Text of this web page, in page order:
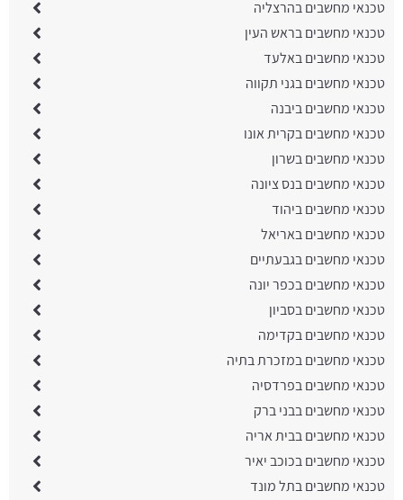
טכנאי מחשבים בהרצליה
טכנאי מחשבים בראש העין
טכנאי מחשבים באלעד
טכנאי מחשבים בגני תקווה
טכנאי מחשבים ביבנה
טכנאי מחשבים בקרית אונו
טכנאי מחשבים בשרון
טכנאי מחשבים בנס ציונה
טכנאי מחשבים ביהוד
טכנאי מחשבים באריאל
טכנאי מחשבים בגבעתיים
טכנאי מחשבים בכפר יונה
טכנאי מחשבים בסביון
טכנאי מחשבים בקדימה
טכנאי מחשבים במזכרת בתיה
טכנאי מחשבים בפרדסיה
טכנאי מחשבים בבני ברק
טכנאי מחשבים בבית אריה
טכנאי מחשבים בכוכב יאיר
טכנאי מחשבים בתל מונד